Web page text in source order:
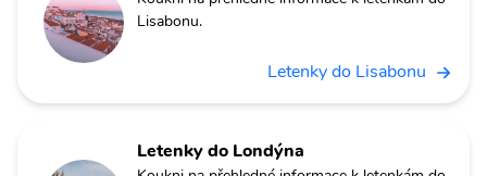
Lisabonu.
Letenky do Lisabonu
Letenky do Londýna